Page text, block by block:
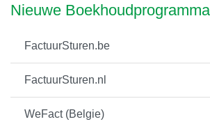
Nieuwe
FactuurSturen.be
FactuurSturen.nl
WeFact (Belgie)